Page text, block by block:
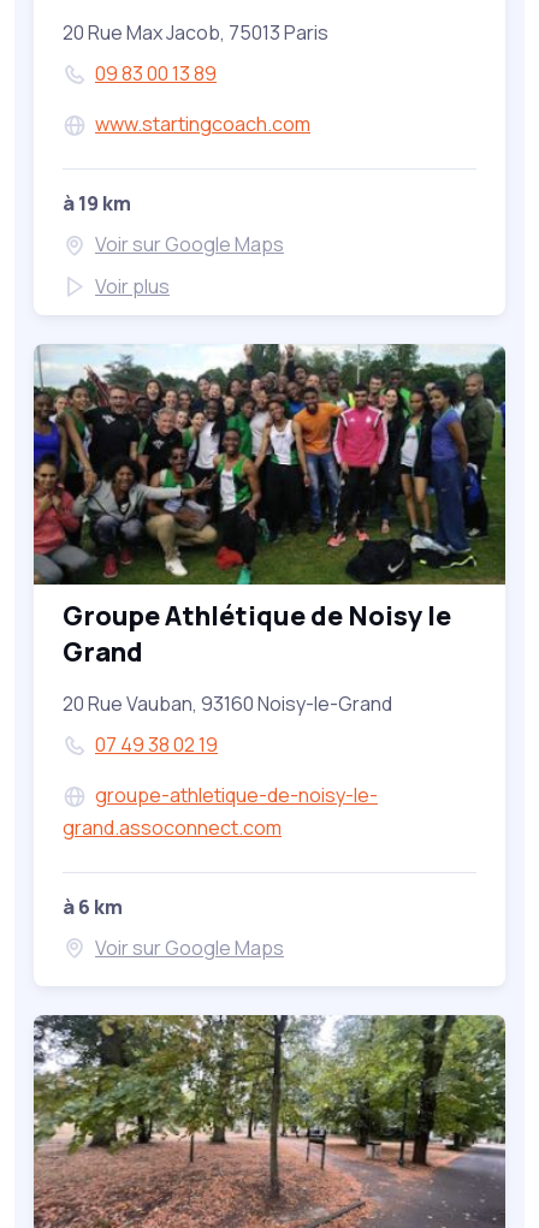
20 Rue Max Jacob, 75013 Paris
09 83 00 13 89
www.startingcoach.com
à 19 km
Voir sur Google Maps
Voir plus
Groupe Athlétique de Noisy le
Grand
20 Rue Vauban, 93160 Noisy-le-Grand
07 49 38 02 19
groupe-athletique-de-noisy-le-
grand.assoconnect.com
à 6 km
Voir sur Google Maps